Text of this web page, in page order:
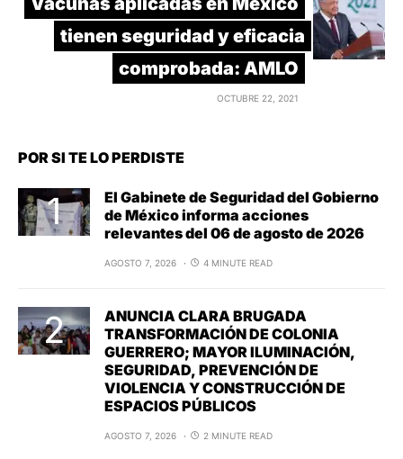
tienen seguridad y eficacia
comprobada: AMLO
OCTUBRE 22, 2021
POR SI TE LO PERDISTE
El Gabinete de Seguridad del Gobierno
de México informa acciones
relevantes del 06 de agosto de 2026
AGOSTO 7, 2026 4 MINUTE READ
ANUNCIA CLARA BRUGADA
TRANSFORMACIÓN DE COLONIA
GUERRERO; MAYOR ILUMINACIÓN,
SEGURIDAD, PREVENCIÓN DE
VIOLENCIA Y CONSTRUCCIÓN DE
ESPACIOS PÚBLICOS
AGOSTO 7, 2026 2 MINUTE READ